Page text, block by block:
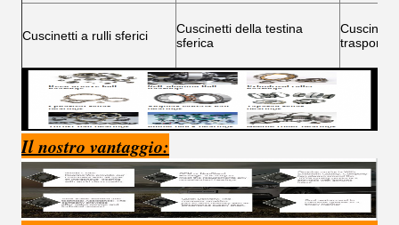
Cuscinetti a rulli sferici
Cuscinetti della testina
sferica
Il nostro vantaggio: